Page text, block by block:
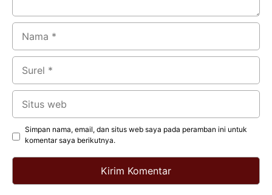
Nama
Surel
Situs
web
Simpan nama, email, dan situs web saya pada peramban ini untuk
komentar saya berikutnya.